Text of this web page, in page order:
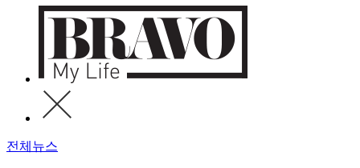
전체뉴스